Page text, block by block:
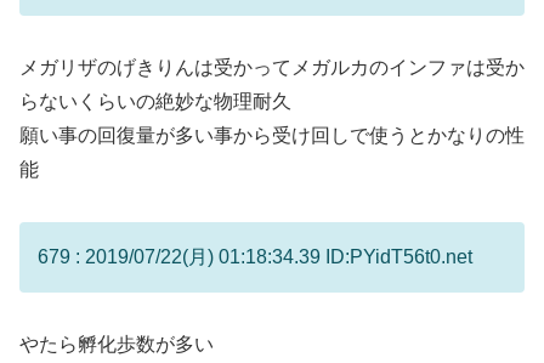
メガリザのげきりんは受かってメガルカのインファは受か
らないくらいの絶妙な物理耐久
願い事の回復量が多い事から受け回しで使うとかなりの性
能
679 : 2019/07/22(月) 01:18:34.39 ID:PYidT56t0.net
やたら孵化歩数が多い